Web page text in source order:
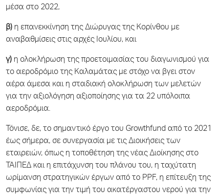
μέσα στο 2022,
β) η επανεκκίνηση της Διώρυγας της Κορίνθου με
αναβαθμίσεις στις αρχές Ιουλίου, και
γ) η ολοκλήρωση της προετοιμασίας του διαγωνισμού για
το αεροδρόμιο της Καλαμάτας με στόχο να βγει στον
αέρα άμεσα και η σταδιακή ολοκλήρωση των μελετών
για την αξιολόγηση αξιοποίησης για τα 22 υπόλοιπα
αεροδρόμια.
Τόνισε, δε, το σημαντικό έργο του Growthfund από το 2021
έως σήμερα, σε συνεργασία με τις Διοικήσεις των
εταιρειών, όπως η τοποθέτηση της νέας Διοίκησης στο
ΤΑΙΠΕΔ και η επιτάχυνση του πλάνου του, η ταχύτατη
ωρίμανση στρατηγικών έργων από το PPF, η επίτευξη της
συμφωνίας για την τιμή του ακατέργαστου νερού για την